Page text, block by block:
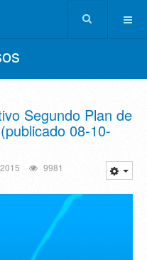
Segundo Plan de
08-10-
9981